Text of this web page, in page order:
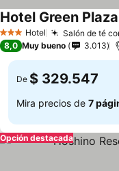
3 Estrellas
Hotel Salón de té
Hotel Green
8,0 Muy bueno 3.013
De $ 329.547
Mira precios de 7
Opción destacada